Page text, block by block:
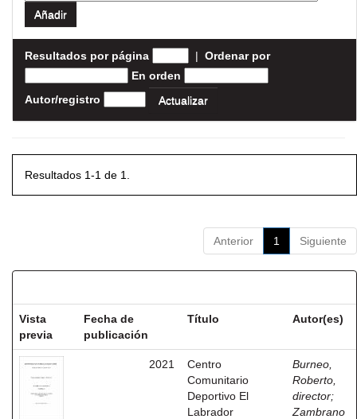
Resultados por página | Ordenar por
En orden
Autor/registro
Resultados 1-1 de 1.
Anterior 1 Siguiente
Vista
previa
Fecha de
publicación
Título Autor(es)
2021
Centro
Comunitario
Deportivo El
Labrador
Burneo,
Roberto,
director;
Zambrano